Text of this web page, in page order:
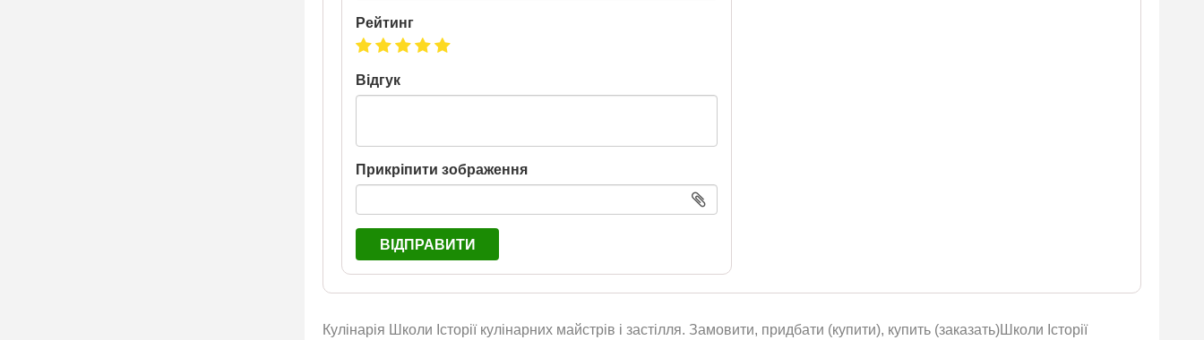
Рейтинг
Відгук
Прикріпити зображення
ВІДПРАВИТИ
Кулінарія Школи Історії кулінарних майстрів і застілля. Замовити, придбати (купити), купить (заказать)Школи Історії